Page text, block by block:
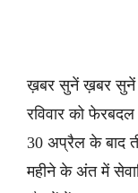
ख़बर सुनें ख़बर सुनें
रविवार को
30 अप्रैल के बाद
महीने के अंत में